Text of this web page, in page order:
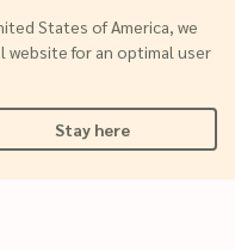
States of America, we
for an optimal user
Stay here